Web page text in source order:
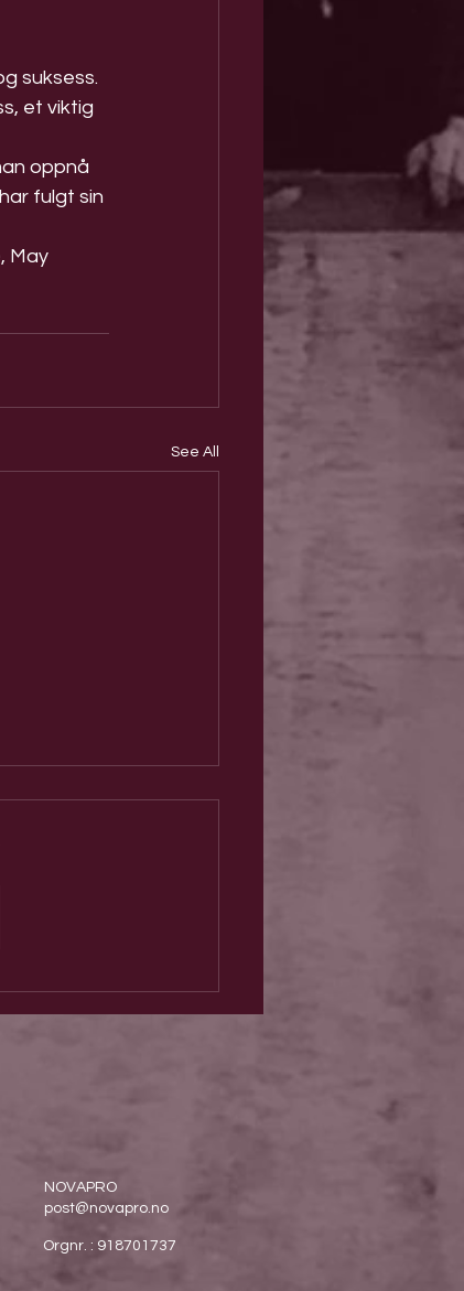
suksess.
et viktig
oppnå
fulgt sin
May
See All
forbilde 2023 er Marie
NOVAPRO
post@novapro.no
Orgnr. : 918701737